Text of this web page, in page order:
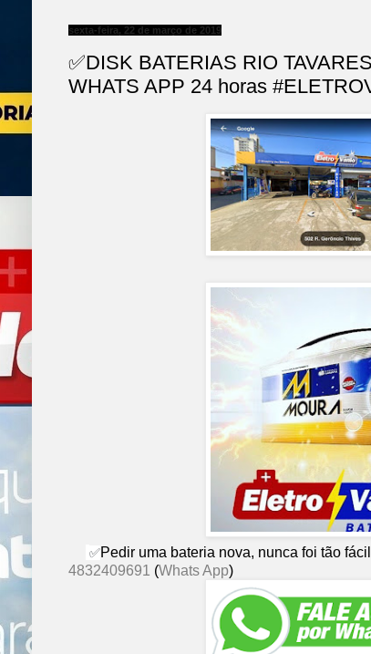
sexta-feira, 22 de março de 2019
✅DISK BATERIAS RIO
WHATS APP 24 horas
✅Pedir uma bateria nova, nunca foi tão
4832409691 (Whats App)